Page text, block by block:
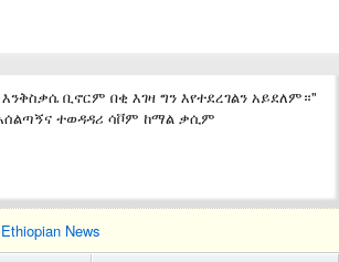
ቢኖርም በቂ እገዛ ግን እየተደረገልን አይደለም።"
ተወዳዳሪ ሳቮም ከማል ቃሲም
Ethiopian News